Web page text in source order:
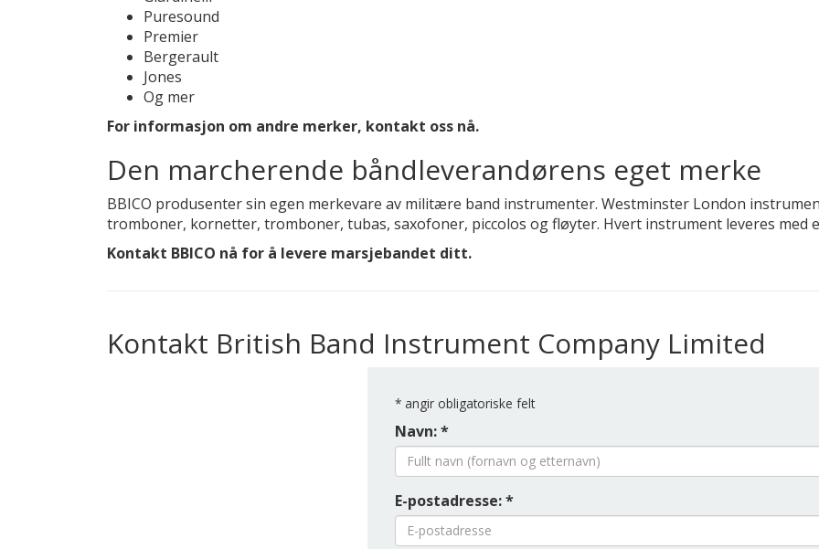
Puresound
Premier
Bergerault
Jones
Og mer
For informasjon om andre merker, kontakt oss nå.
Den marcherende båndleverandørens eget merke
BBICO produsenter sin egen merkevare av militære band instrumenter. Westminster London
tromboner, kornetter, tromboner, tubas, saxofoner, piccolos og fløyter. Hvert instrument leveres med
Kontakt BBICO nå for å levere marsjebandet ditt.
Kontakt British Band Instrument Company Limited
* angir obligatoriske felt
Navn: *
E-postadresse: *